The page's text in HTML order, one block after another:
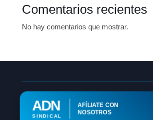
Comentarios recientes
No hay comentarios que mostrar.
ADN
SINDICAL
AFÍLIATE CON
NOSOTROS